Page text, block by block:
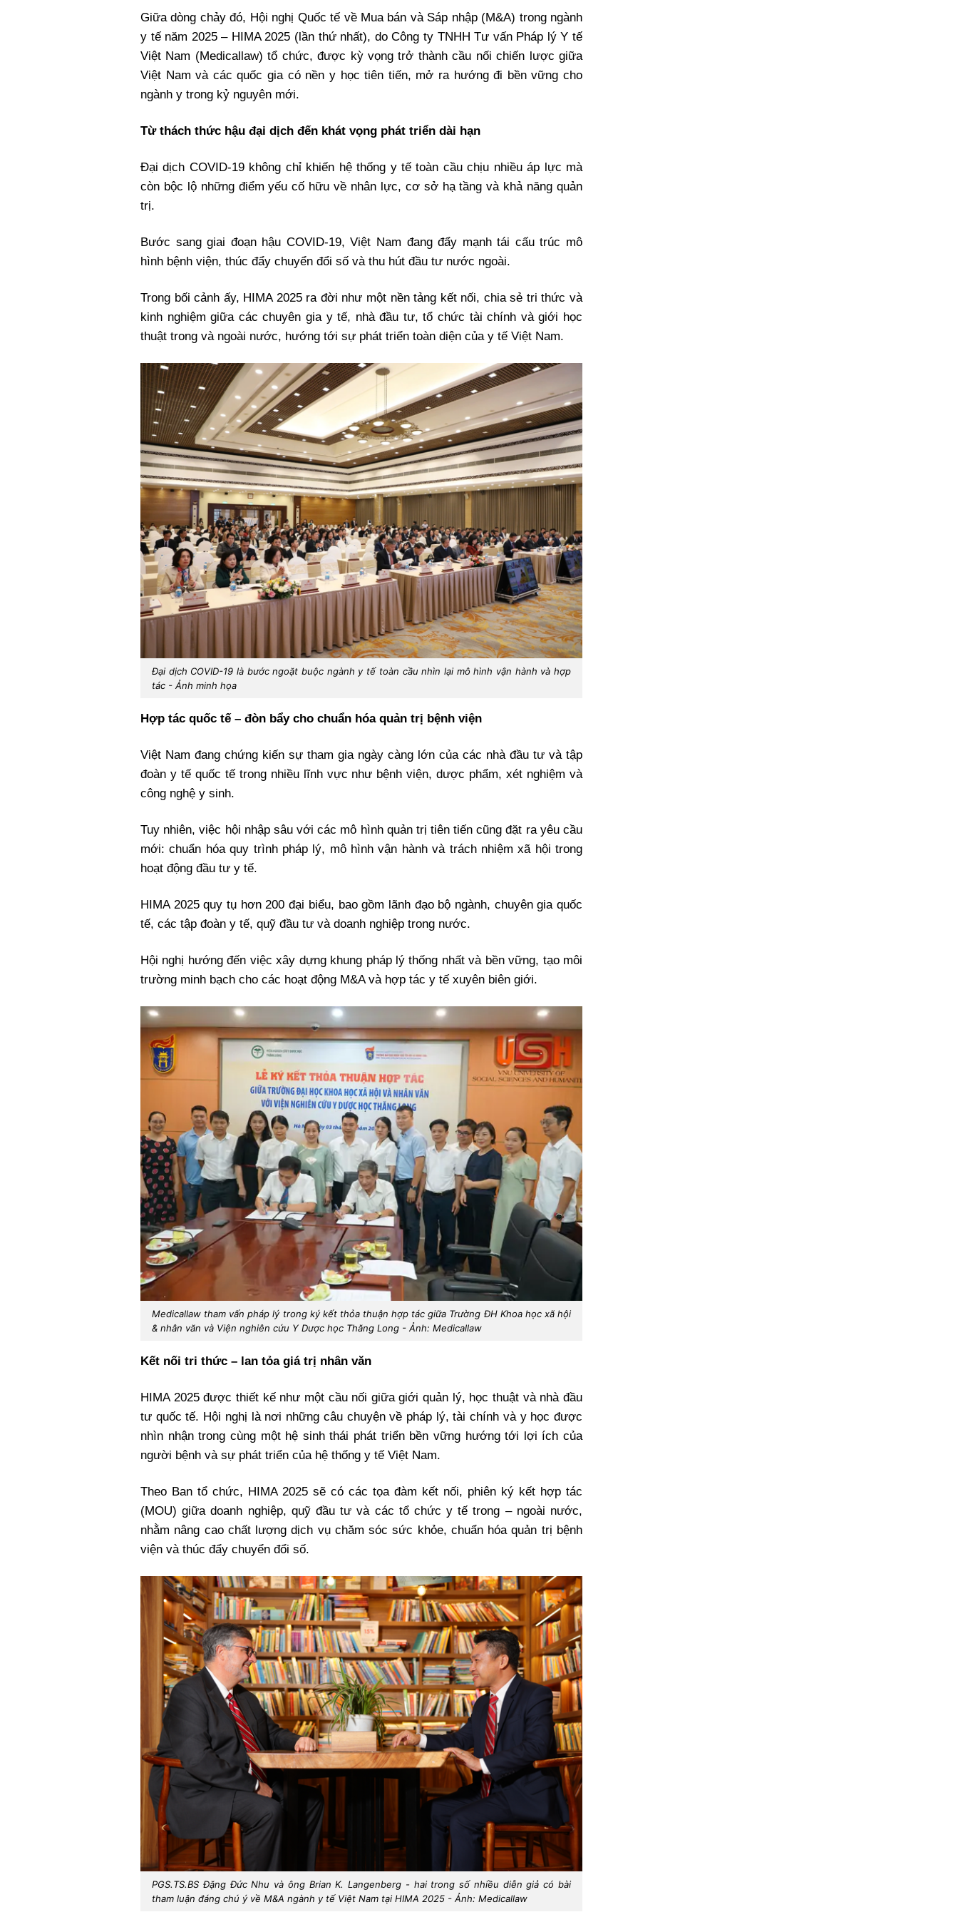
Giữa dòng chảy đó, Hội nghị Quốc tế về Mua bán và Sáp nhập (M&A) trong ngành
y tế năm 2025 – HIMA 2025 (lần thứ nhất), do Công ty TNHH Tư vấn Pháp lý Y tế
Việt Nam (Medicallaw) tổ chức, được kỳ vọng trở thành cầu nối chiến lược giữa
Việt Nam và các quốc gia có nền y học tiên tiến, mở ra hướng đi bền vững cho
ngành y trong kỷ nguyên mới.
Từ thách thức hậu đại dịch đến khát vọng phát triển dài hạn
Đại dịch COVID-19 không chỉ khiến hệ thống y tế toàn cầu chịu nhiều áp lực mà
còn bộc lộ những điểm yếu cố hữu về nhân lực, cơ sở hạ tầng và khả năng quản
trị.
Bước sang giai đoạn hậu COVID-19, Việt Nam đang đẩy mạnh tái cấu trúc mô
hình bệnh viện, thúc đẩy chuyển đổi số và thu hút đầu tư nước ngoài.
Trong bối cảnh ấy, HIMA 2025 ra đời như một nền tảng kết nối, chia sẻ tri thức và
kinh nghiệm giữa các chuyên gia y tế, nhà đầu tư, tổ chức tài chính và giới học
thuật trong và ngoài nước, hướng tới sự phát triển toàn diện của y tế Việt Nam.
Đại dịch COVID-19 là bước ngoặt buộc ngành y tế toàn cầu nhìn lại mô hình vận hành và hợp
tác - Ảnh minh họa
Hợp tác quốc tế – đòn bẩy cho chuẩn hóa quản trị bệnh viện
Việt Nam đang chứng kiến sự tham gia ngày càng lớn của các nhà đầu tư và tập
đoàn y tế quốc tế trong nhiều lĩnh vực như bệnh viện, dược phẩm, xét nghiệm và
công nghệ y sinh.
Tuy nhiên, việc hội nhập sâu với các mô hình quản trị tiên tiến cũng đặt ra yêu cầu
mới: chuẩn hóa quy trình pháp lý, mô hình vận hành và trách nhiệm xã hội trong
hoạt động đầu tư y tế.
HIMA 2025 quy tụ hơn 200 đại biểu, bao gồm lãnh đạo bộ ngành, chuyên gia quốc
tế, các tập đoàn y tế, quỹ đầu tư và doanh nghiệp trong nước.
Hội nghị hướng đến việc xây dựng khung pháp lý thống nhất và bền vững, tạo môi
trường minh bạch cho các hoạt động M&A và hợp tác y tế xuyên biên giới.
Medicallaw tham vấn pháp lý trong ký kết thỏa thuận hợp tác giữa Trường ĐH Khoa học xã hội
& nhân văn và Viện nghiên cứu Y Dược học Thăng Long - Ảnh: Medicallaw
Kết nối tri thức – lan tỏa giá trị nhân văn
HIMA 2025 được thiết kế như một cầu nối giữa giới quản lý, học thuật và nhà đầu
tư quốc tế. Hội nghị là nơi những câu chuyện về pháp lý, tài chính và y học được
nhìn nhận trong cùng một hệ sinh thái phát triển bền vững hướng tới lợi ích của
người bệnh và sự phát triển của hệ thống y tế Việt Nam.
Theo Ban tổ chức, HIMA 2025 sẽ có các tọa đàm kết nối, phiên ký kết hợp tác
(MOU) giữa doanh nghiệp, quỹ đầu tư và các tổ chức y tế trong – ngoài nước,
nhằm nâng cao chất lượng dịch vụ chăm sóc sức khỏe, chuẩn hóa quản trị bệnh
viện và thúc đẩy chuyển đổi số.
PGS.TS.BS Đặng Đức Nhu và ông Brian K. Langenberg - hai trong số nhiều diễn giả có bài
tham luận đáng chú ý về M&A ngành y tế Việt Nam tại HIMA 2025 - Ảnh: Medicallaw